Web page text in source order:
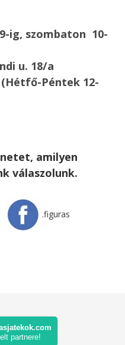
ig, szombaton 10-
u. 18/a
(Hétfő-Péntek 12-
amilyen
válaszolunk.
.figuras
partnere!